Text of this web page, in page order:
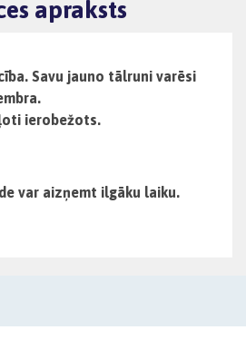
60 Hz
AMOLED
5G
apraksts
Savu jauno tālruni varēsi
ierobežots.
var aizņemt ilgāku laiku.